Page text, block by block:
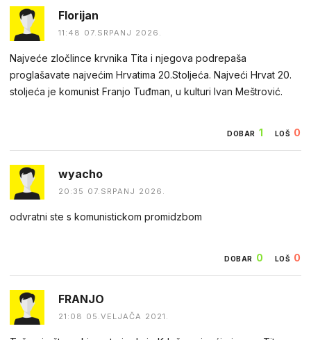
BESTpartizan
19:25 06.VELJAČA 2021.
čobane ustase su tri jele i piles četnicima to s ti braca ,,, tuđman
ti se lizao s miloševicem istoo ko pavelić s luburucem
Florijan
11:48 07.SRPANJ 2026.
Najveće zločlince krvnika Tita i njegova podrepaša
proglašavate najvećim Hrvatima 20.Stoljeća. Najveći Hrvat 20.
stoljeća je komunist Franjo Tuđman, u kulturi Ivan Meštrović.
DOBAR 1 LOŠ 0
wyacho
20:35 07.SRPANJ 2026.
odvratni ste s komunistickom promidzbom
DOBAR 0 LOŠ 0
FRANJO
21:08 05.VELJAČA 2021.